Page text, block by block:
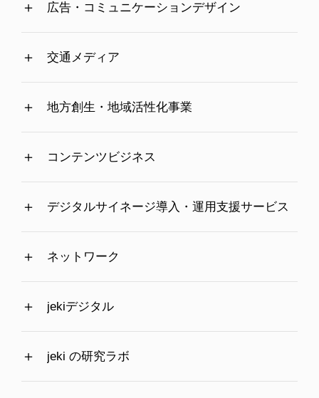
広告・コミュニケーションデザイン
交通メディア
地方創生・地域活性化事業
コンテンツビジネス
デジタルサイネージ導入・運用支援サービス
ネットワーク
jekiデジタル
jeki の研究ラボ